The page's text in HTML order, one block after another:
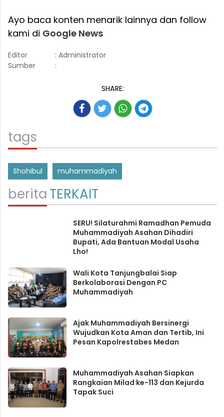
Ayo baca konten menarik lainnya dan follow
kami di Google News
Editor
: Administrator
Sumber
:
SHARE:
tags
Shohibul muhammadiyah
beritaTERKAIT
SERU! Silaturahmi Ramadhan Pemuda
Muhammadiyah Asahan Dihadiri
Bupati, Ada Bantuan Modal Usaha
Lho!
Wali Kota Tanjungbalai Siap
Berkolaborasi Dengan PC
Muhammadiyah
Ajak Muhammadiyah Bersinergi
Wujudkan Kota Aman dan Tertib, Ini
Pesan Kapolrestabes Medan
Muhammadiyah Asahan Siapkan
Rangkaian Milad ke-113 dan Kejurda
Tapak Suci